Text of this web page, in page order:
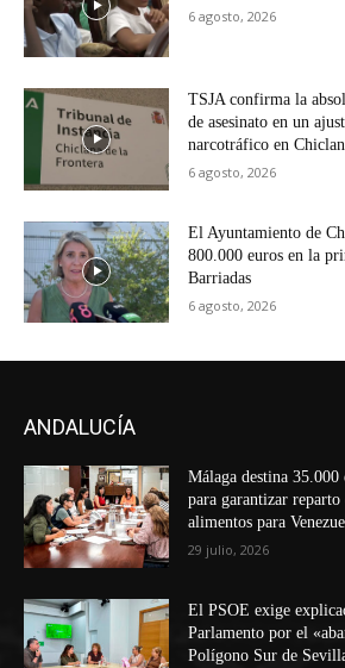
6 agosto, 2026
TSJA confirma la
de asesinato en un
narcotráfico en
6 agosto, 2026
El Ayuntamiento de
800.000 euros en la
Barriadas
6 agosto, 2026
ANDALUCÍA
Málaga destina
para garantizar
alimentos para
29 julio, 2026
El PSOE exige
Parlamento por el
Polígono Sur de